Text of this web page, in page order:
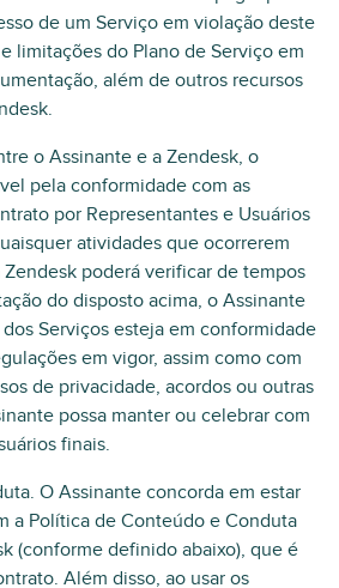
de um Serviço em violação deste
limitações do Plano de Serviço em
além de outros recursos
o Assinante e a Zendesk, o
pela conformidade com as
por Representantes e Usuários
atividades que ocorrerem
poderá verificar de tempos
do disposto acima, o Assinante
Serviços esteja em conformidade
em vigor, assim como com
de privacidade, acordos ou outras
possa manter ou celebrar com
finais.
O Assinante concorda em estar
a Política de Conteúdo e Conduta
(conforme definido abaixo), que é
Além disso, ao usar os